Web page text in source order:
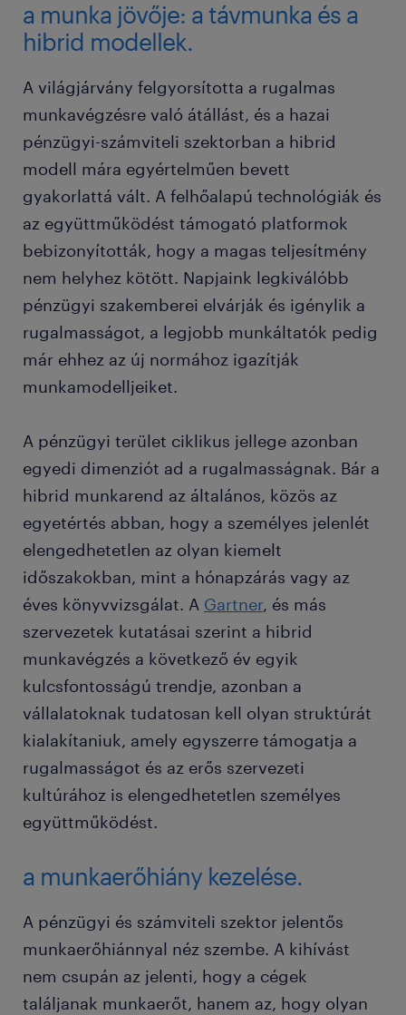
a munka jövője: a távmunka és a
hibrid modellek.
A világjárvány felgyorsította a rugalmas
munkavégzésre való átállást, és a hazai
pénzügyi-számviteli szektorban a hibrid
modell mára egyértelműen bevett
gyakorlattá vált. A felhőalapú technológiák és
az együttműködést támogató platformok
bebizonyították, hogy a magas teljesítmény
nem helyhez kötött. Napjaink legkiválóbb
pénzügyi szakemberei elvárják és igénylik a
rugalmasságot, a legjobb munkáltatók pedig
már ehhez az új normához igazítják
munkamodelljeiket.
A pénzügyi terület ciklikus jellege azonban
egyedi dimenziót ad a rugalmasságnak. Bár a
hibrid munkarend az általános, közös az
egyetértés abban, hogy a személyes jelenlét
elengedhetetlen az olyan kiemelt
időszakokban, mint a hónapzárás vagy az
éves könyvvizsgálat. A Gartner, és más
szervezetek kutatásai szerint a hibrid
munkavégzés a következő év egyik
kulcsfontosságú trendje, azonban a
vállalatoknak tudatosan kell olyan struktúrát
kialakítaniuk, amely egyszerre támogatja a
rugalmasságot és az erős szervezeti
kultúrához is elengedhetetlen személyes
együttműködést.
a munkaerőhiány kezelése.
A pénzügyi és számviteli szektor jelentős
munkaerőhiánnyal néz szembe. A kihívást
nem csupán az jelenti, hogy a cégek
találjanak munkaerőt, hanem az, hogy olyan